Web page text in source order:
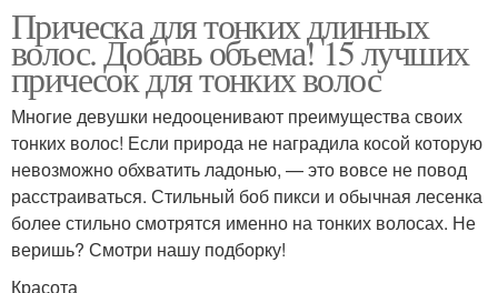
Прическа для тонких длинных
волос. Добавь объема! 15 лучших
причесок для тонких волос
Многие девушки недооценивают преимущества своих
тонких волос! Если природа не наградила косой которую
невозможно обхватить ладонью, — это вовсе не повод
расстраиваться. Стильный боб пикси и обычная лесенка
более стильно смотрятся именно на тонких волосах. Не
веришь? Смотри нашу подборку!
Красота